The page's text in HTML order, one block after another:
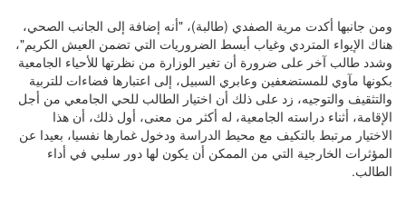
ومن جانبها أكدت مرية الصفدي (طالبة)، "أنه إضافة إلى الجانب الصحي،
هناك الإيواء المتردي وغياب أبسط الضروريات التي تضمن العيش الكريم"،
وشدد طالب آخر على ضرورة أن تغير الوزارة من نظرتها للأحياء الجامعية
بكونها مآوي للمستضعفين وعابري السبيل، إلى اعتبارها فضاءات للتربية
والتثقيف والتوجيه، زد على ذلك أن اختيار الطالب للحي الجامعي من أجل
الإقامة، أثناء دراسته الجامعية، له أكثر من معنى، أول ذلك، أن هذا
الاختيار مرتبط بالتكيف مع محيط الدراسة ودخول غمارها نفسيا، بعيدا عن
المؤثرات الخارجية التي من الممكن أن يكون لها دور سلبي في أداء
الطالب.